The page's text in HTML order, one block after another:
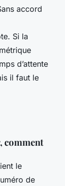
accord
Si la
d’attente
il faut le
comment
le
de